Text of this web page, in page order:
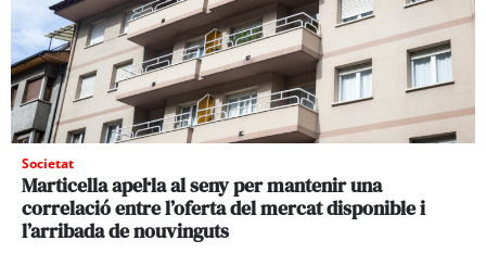
Societat
Marticella apel·la al seny per mantenir una
correlació entre l’oferta del mercat disponible i
l’arribada de nouvinguts